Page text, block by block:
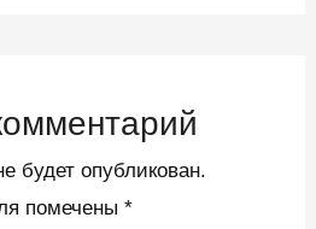
будет опубликован.
помечены *